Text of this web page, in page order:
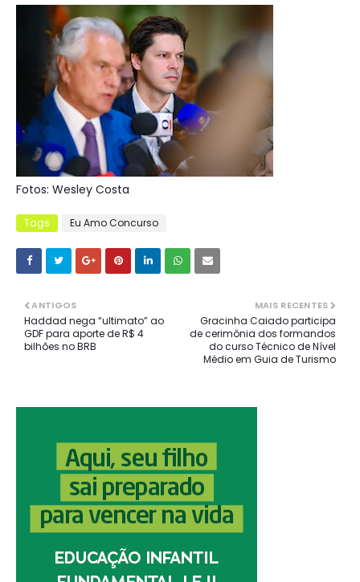
Fotos: Wesley Costa
Tags Eu Amo Concurso
MAIS RECENTES
Gracinha Caiado participa
de cerimônia dos formandos
do curso Técnico de Nível
Médio em Guia de Turismo
ANTIGOS
Haddad nega “ultimato” ao
GDF para aporte de R$ 4
bilhões no BRB